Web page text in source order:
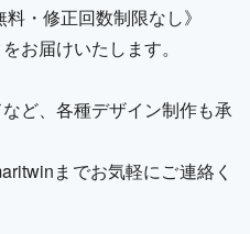
・修正回数制限なし》
お届けいたします。
ど、各種デザイン制作も承
までお気軽にご連絡く